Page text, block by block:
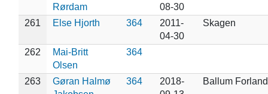
Rørdam
08-30
261 Else Hjorth 364
2011-
04-30
Skagen
262
Mai-Britt
Olsen
364
263
Gøran Halmø
364
2018-
Ballum Forland